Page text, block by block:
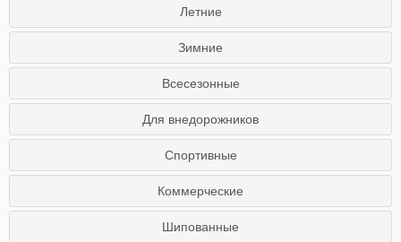
Летние
Зимние
Всесезонные
Для внедорожников
Спортивные
Коммерческие
Шипованные